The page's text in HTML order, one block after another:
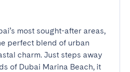
most sought-after areas,
perfect blend of urban
charm. Just steps away
of Dubai Marina Beach, it